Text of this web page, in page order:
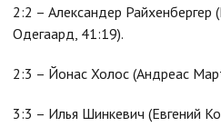
2:2 – Александер Райхенбергер
Одегаард, 41:19).
2:3 – Йонас Холос (Андреас
3:3 – Илья Шинкевич (Евгений